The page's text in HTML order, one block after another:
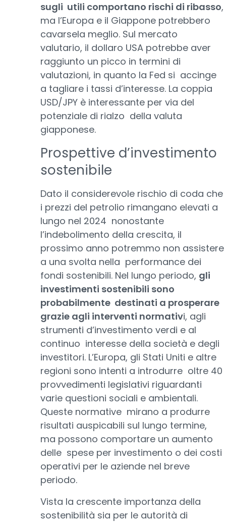
sugli utili comportano rischi di ribasso,
ma l’Europa e il Giappone potrebbero
cavarsela meglio. Sul mercato
valutario, il dollaro USA potrebbe aver
raggiunto un picco in termini di
valutazioni, in quanto la Fed si accinge
a tagliare i tassi d’interesse. La coppia
USD/JPY è interessante per via del
potenziale di rialzo della valuta
giapponese.
Prospettive d’investimento
sostenibile
Dato il considerevole rischio di coda che
i prezzi del petrolio rimangano elevati a
lungo nel 2024 nonostante
l’indebolimento della crescita, il
prossimo anno potremmo non assistere
a una svolta nella performance dei
fondi sostenibili. Nel lungo periodo, gli
investimenti sostenibili sono
probabilmente destinati a prosperare
grazie agli interventi normativi, agli
strumenti d’investimento verdi e al
continuo interesse della società e degli
investitori. L’Europa, gli Stati Uniti e altre
regioni sono intenti a introdurre oltre 40
provvedimenti legislativi riguardanti
varie questioni sociali e ambientali.
Queste normative mirano a produrre
risultati auspicabili sul lungo termine,
ma possono comportare un aumento
delle spese per investimento o dei costi
operativi per le aziende nel breve
periodo.
Vista la crescente importanza della
sostenibilità sia per le autorità di